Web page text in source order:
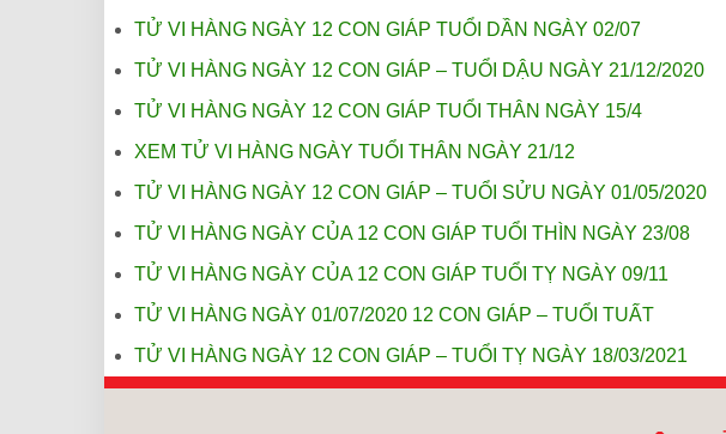
TỬ VI HÀNG NGÀY 12 CON GIÁP TUỔI DẦN NGÀY 02/07
TỬ VI HÀNG NGÀY 12 CON GIÁP – TUỔI DẬU NGÀY 21/12/2020
TỬ VI HÀNG NGÀY 12 CON GIÁP TUỔI THÂN NGÀY 15/4
XEM TỬ VI HÀNG NGÀY TUỔI THÂN NGÀY 21/12
TỬ VI HÀNG NGÀY 12 CON GIÁP – TUỔI SỬU NGÀY 01/05/2020
TỬ VI HÀNG NGÀY CỦA 12 CON GIÁP TUỔI THÌN NGÀY 23/08
TỬ VI HÀNG NGÀY CỦA 12 CON GIÁP TUỔI TỴ NGÀY 09/11
TỬ VI HÀNG NGÀY 01/07/2020 12 CON GIÁP – TUỔI TUẤT
TỬ VI HÀNG NGÀY 12 CON GIÁP – TUỔI TỴ NGÀY 18/03/2021